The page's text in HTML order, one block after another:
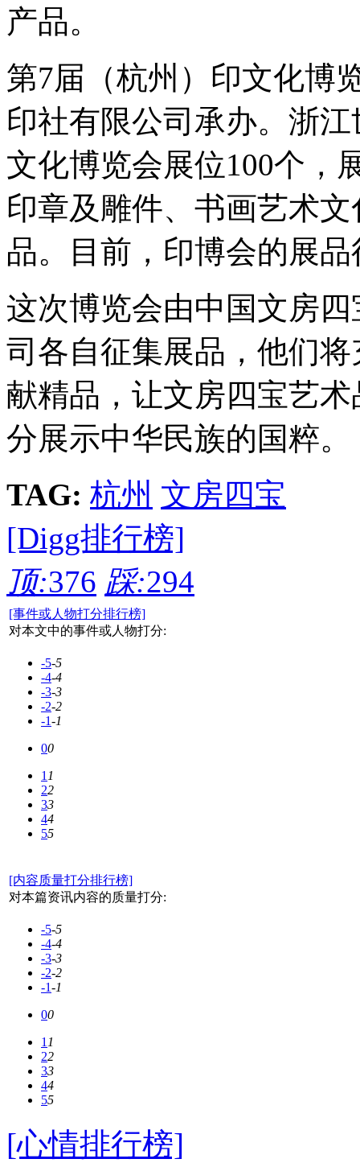
产品。
第7届（杭州）印文化博
印社有限公司承办。浙
文化博览会展位100个，
印章及雕件、书画艺术
品。目前，印博会的展
这次博览会由中国文房
司各自征集展品，他们
献精品，让文房四宝艺
分展示中华民族的国粹。
TAG: 杭州 文房四宝
[Digg排行榜]
顶:376 踩:294
[事件或人物打分排行榜]
对本文中的事件或人物打分:
-5-5
-4-4
-3-3
-2-2
-1-1
00
11
22
33
44
55
[内容质量打分排行榜]
对本篇资讯内容的质量打分:
-5-5
-4-4
-3-3
-2-2
-1-1
00
11
22
33
44
55
[心情排行榜]